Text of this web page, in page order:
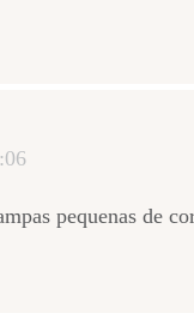
pequenas de